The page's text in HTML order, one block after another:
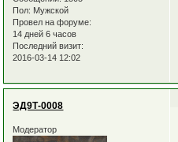
Пол: Мужской
Провел на форуме:
14 дней 6 часов
Последний визит:
2016-03-14 12:02
ЭД9Т-0008
Модератор